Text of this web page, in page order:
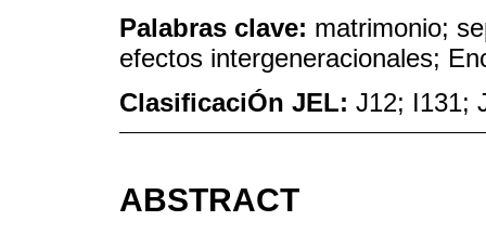
Palabras clave: matrimonio;
efectos intergeneracionales;
ClasificaciÓn JEL: J12; I131;
ABSTRACT